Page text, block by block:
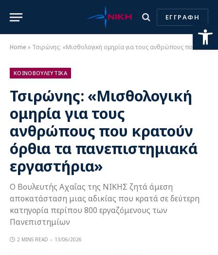
ΕΓΓΡΑΦΗ
Home » Τσιρώνης: «Μισθολογική ομηρία για τους ανθρώπους που κρατούν όρθια τα πανεπιστημιακά εργαστήρια»
ΚΟΙΝΟΒΟΥΛΕΥΤΙΚΑ
Τσιρώνης: «Μισθολογική
ομηρία για τους
ανθρώπους που κρατούν
όρθια τα πανεπιστημιακά
εργαστήρια»
Ο Βουλευτής Αχαΐας της ΝΙΚΗΣ ζητά άμεση
αποκατάσταση μιας αδικίας που κρατά σε δεύτερη
κατηγορία περίπου 800 εργαζόμενους των
Πανεπιστημίων
2 MINS READ 13/06/2026